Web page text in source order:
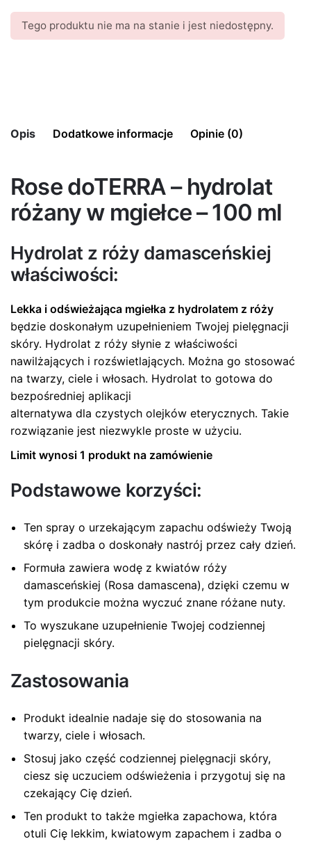
Tego produktu nie ma na stanie i jest niedostępny.
Opis Dodatkowe informacje Opinie (0)
Rose doTERRA – hydrolat
różany w mgiełce – 100 ml
Hydrolat z róży damasceńskiej
właściwości:
Lekka i odświeżająca mgiełka z hydrolatem z róży
będzie doskonałym uzupełnieniem Twojej pielęgnacji
skóry. Hydrolat z róży słynie z właściwości
nawilżających i rozświetlających. Można go stosować
na twarzy, ciele i włosach. Hydrolat to gotowa do
bezpośredniej aplikacji
alternatywa dla czystych olejków eterycznych. Takie
rozwiązanie jest niezwykle proste w użyciu.
Limit wynosi 1 produkt na zamówienie
Podstawowe korzyści:
Ten spray o urzekającym zapachu odświeży Twoją
skórę i zadba o doskonały nastrój przez cały dzień.
Formuła zawiera wodę z kwiatów róży
damasceńskiej (Rosa damascena), dzięki czemu w
tym produkcie można wyczuć znane różane nuty.
To wyszukane uzupełnienie Twojej codziennej
pielęgnacji skóry.
Zastosowania
Produkt idealnie nadaje się do stosowania na
twarzy, ciele i włosach.
Stosuj jako część codziennej pielęgnacji skóry,
ciesz się uczuciem odświeżenia i przygotuj się na
czekający Cię dzień.
Ten produkt to także mgiełka zapachowa, która
otuli Cię lekkim, kwiatowym zapachem i zadba o
Pojemność 100 ml
Be the first to review “Rose doTERRA –
hydrolat różany w mgiełce – 100 ml”
Twój adres e-mail nie zostanie opublikowany. Wymagane
pola są oznaczone
*
NAPISZ OPINIĘ
Name*
Email*
Zapamiętaj moje dane w tej przeglądarce podczas
pisania kolejnych komentarzy.